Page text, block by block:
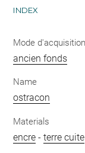
INDEX
Mode d'acquisition
ancien fonds
Name
ostracon
Materials
encre -terre cuite